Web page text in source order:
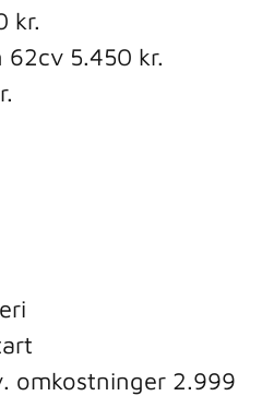
kr.
5.450 kr.
omkostninger 2.999